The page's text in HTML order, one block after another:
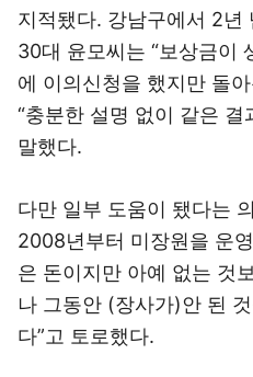
지적됐다. 강남구에서 2년
30대 윤모씨는 “보상금이
에 이의신청을 했지만 돌
“충분한 설명 없이 같은 결
말했다.
다만 일부 도움이 됐다는
2008년부터 미장원을 운
은 돈이지만 아예 없는 것
나 그동안 (장사가)안 된
다”고 토로했다.